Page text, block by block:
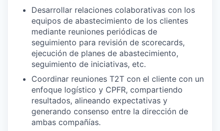
Desarrollar relaciones colaborativas con los
equipos de abastecimiento de los clientes
mediante reuniones periódicas de
seguimiento para revisión de scorecards,
ejecución de planes de abastecimiento,
seguimiento de iniciativas, etc.
Coordinar reuniones T2T con el cliente con un
enfoque logístico y CPFR, compartiendo
resultados, alineando expectativas y
generando consenso entre la dirección de
ambas compañías.